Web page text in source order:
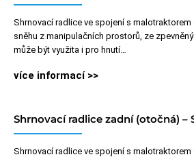
Shrnovací radlice ve spojení s
sněhu z manipulačních prostorů, ze
může být využita i pro hnutí…
více informací >>
Shrnovací radlice zadní (otočná) –
Shrnovací radlice ve spojení s